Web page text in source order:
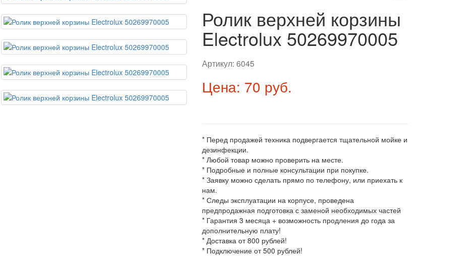
Ролик верхней корзины
Electrolux 50269970005
Артикул:6045
Цена: 70 руб.
* Перед продажей техника подвергается тщательной мойке и
дезинфекции.
* Любой товар можно проверить на месте.
* Подробные и полные консультации при покупке.
* Заявку можно сделать прямо по телефону, или приехать к
нам.
* Следы эксплуатации на корпусе, проведена
предпродажная подготовка с заменой необходимых частей
* Гарантия 3 месяца + возможность продления до года за
дополнительную плату!
* Доставка от 800 рублей!
* Подключение от 500 рублей!